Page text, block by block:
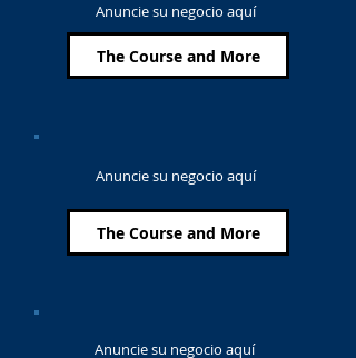
Anuncie su negocio aquí
The Course and More
Anuncie su negocio aquí
The Course and More
Anuncie su negocio aquí